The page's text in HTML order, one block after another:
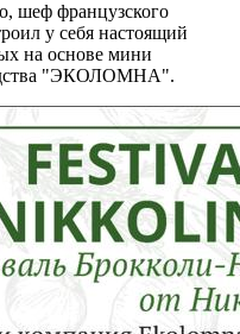
шеф французского
у себя настоящий
на основе мини
"ЭКОЛОМНА".